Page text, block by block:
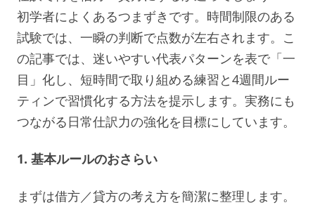
初学者によくあるつまずきです。時間制限のある
試験では、一瞬の判断で点数が左右されます。こ
の記事では、迷いやすい代表パターンを表で「一
目」化し、短時間で取り組める練習と4週間ルー
ティンで習慣化する方法を提示します。実務にも
つながる日常仕訳力の強化を目標にしています。
1. 基本ルールのおさらい
まずは借方／貸方の考え方を簡潔に整理します。